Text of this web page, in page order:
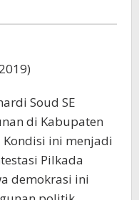
Soud SE
di Kabupaten
ini menjadi
Pilkada
demokrasi ini